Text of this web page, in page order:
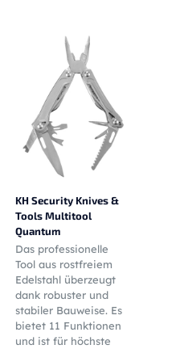
KH Security Knives &
Tools Multitool
Quantum
Das professionelle
Tool aus rostfreiem
Edelstahl überzeugt
dank robuster und
stabiler Bauweise. Es
bietet 11 Funktionen
und ist für höchste